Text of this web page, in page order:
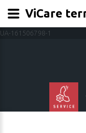
UA-161506798-1